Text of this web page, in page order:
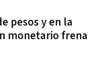
pesos y en la
monetario frena